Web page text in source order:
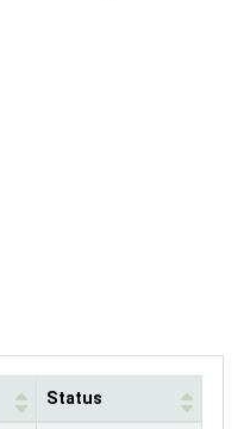
Status